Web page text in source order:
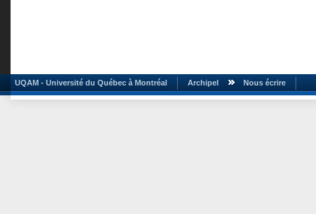
UQAM - Université du Québec à Montréal Archipel Nous écrire